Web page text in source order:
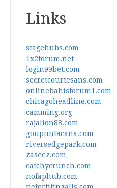
Links
stagehubs.com
1x2forum.net
login99bet.com
secretcourtesans.com
onlinebahisforum1.com
chicagoheadline.com
camming.org
rajalion88.com
goupuntacana.com
riversedgepark.com
zaseez.com
catchycrunch.com
nofaphub.com